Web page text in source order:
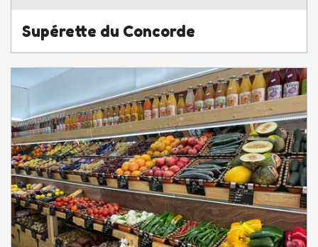
Supérette du Concorde